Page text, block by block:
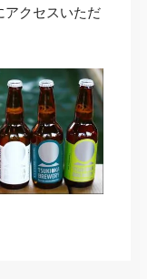
クセスいただ